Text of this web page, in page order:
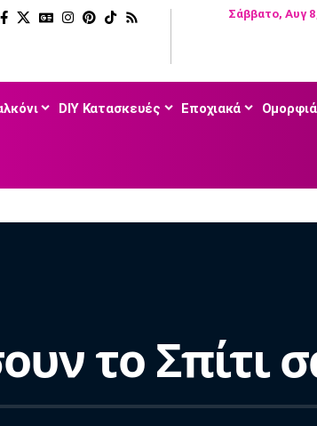
Σάββατο, Αυγ
DIY Κατασκευές Εποχιακά Ομορφιά
το Σπίτι